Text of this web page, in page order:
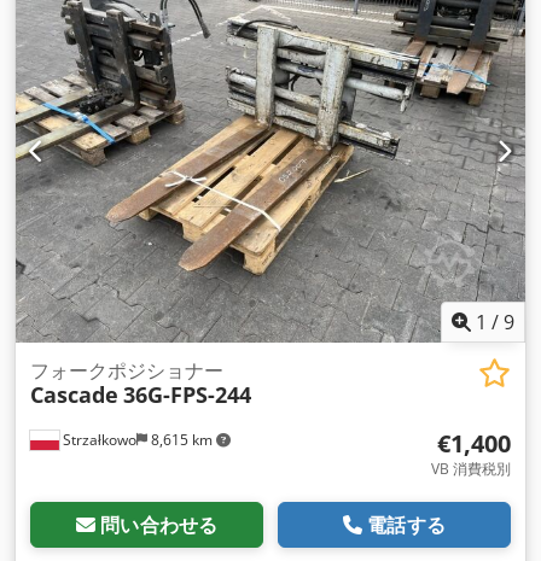
1 /9
Strzałkowo 8,615 km
フォークポジショナー
Cascade 36G-FPS-244
€1,400
VB 消費税別
問い合わせる 電話する